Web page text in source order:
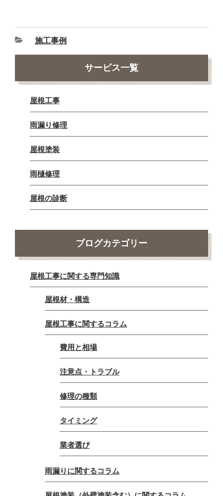
施工事例
サービス一覧
屋根工事
雨漏り修理
屋根塗装
雨樋修理
屋根の診断
ブログカテゴリー
屋根工事に関する専門知識
屋根材・構造
屋根工事に関するコラム
費用と相場
注意点・トラブル
修理の種類
タイミング
業者選び
雨漏りに関するコラム